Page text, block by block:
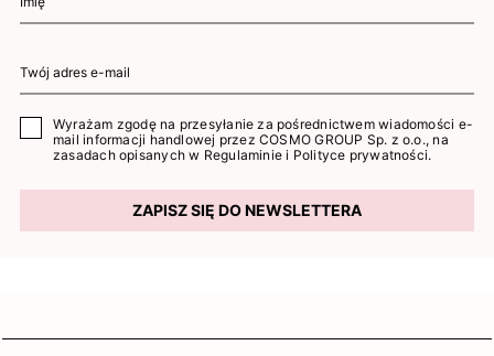
Wyrażam zgodę na przesyłanie za pośrednictwem wiadomości e-
mail informacji handlowej przez COSMO GROUP Sp. z o.o., na
zasadach opisanych w Regulaminie i Polityce prywatności.
ZAPISZ SIĘ DO NEWSLETTERA